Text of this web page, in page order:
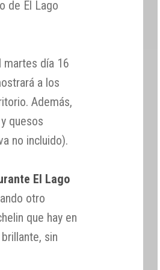
de El Lago
martes día 16
a los
Además,
quesos
no incluido).
El Lago
otro
que hay en
sin